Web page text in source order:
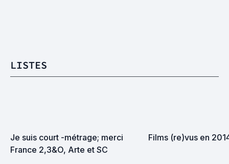
LISTES
Je suis court -métrage; merci
France 2,3&O, Arte et SC
Films (re)vus en